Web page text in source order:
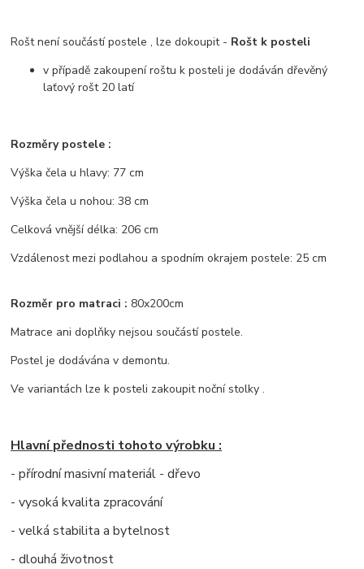
Rošt není součástí postele , lze dokoupit - Rošt k posteli
v případě zakoupení roštu k posteli je dodáván dřevěný
laťový rošt 20 latí
Rozměry postele :
Výška čela u hlavy: 77 cm
Výška čela u nohou: 38 cm
Celková vnější délka: 206 cm
Vzdálenost mezi podlahou a spodním okrajem postele: 25 cm
Rozměr pro matraci : 80x200cm
Matrace ani doplňky nejsou součástí postele.
Postel je dodávána v demontu.
Ve variantách lze k posteli zakoupit noční stolky .
Hlavní přednosti tohoto výrobku :
- přírodní masivní materiál - dřevo
- vysoká kvalita zpracování
- velká stabilita a bytelnost
- dlouhá životnost